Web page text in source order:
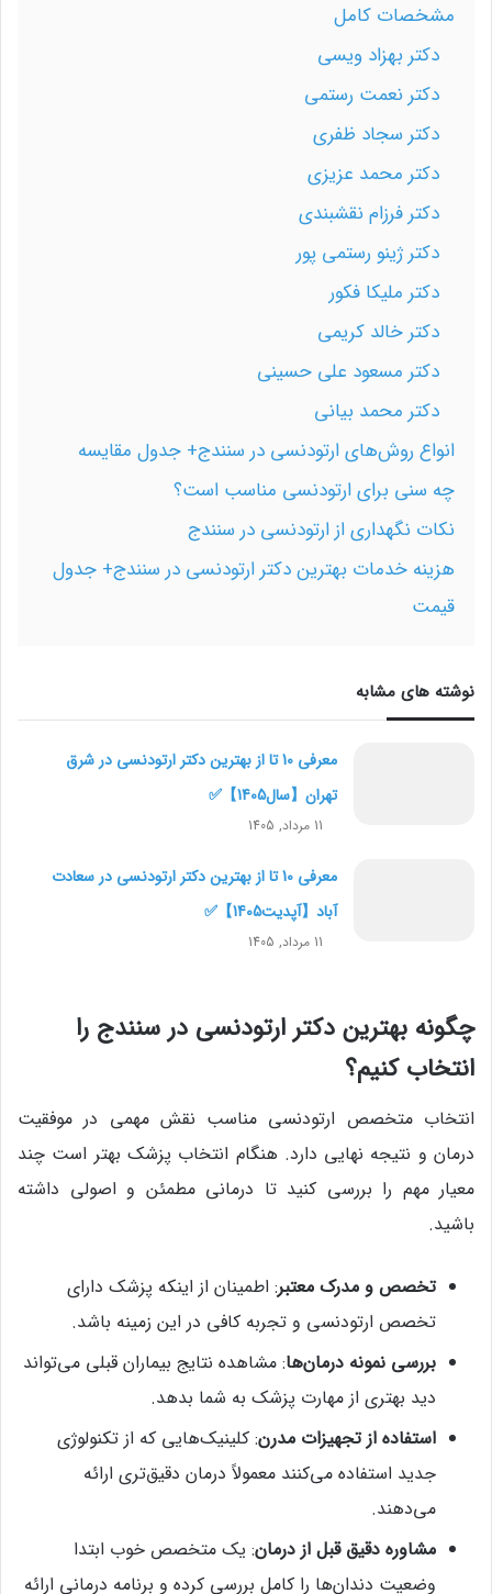
مشخصات کامل
دکتر بهزاد ویسی
دکتر نعمت رستمی
دکتر سجاد ظفری
دکتر محمد عزیزی
دکتر فرزام نقشبندی
دکتر ژینو رستمی پور
دکتر ملیکا فکور
دکتر خالد کریمی
دکتر مسعود علی حسینی
دکتر محمد بیانی
انواع روش‌های ارتودنسی در سنندج+ جدول مقایسه
چه سنی برای ارتودنسی مناسب است؟
نکات نگهداری از ارتودنسی در سنندج
هزینه خدمات بهترین دکتر ارتودنسی در سنندج+ جدول
قیمت
نوشته های مشابه
معرفی 10 تا از بهترین دکتر ارتودنسی در شرق
تهران【سال1405】✅
11 مرداد, 1405
معرفی 10 تا از بهترین دکتر ارتودنسی در سعادت
آباد【آپدیت1405】✅
11 مرداد, 1405
چگونه بهترین دکتر ارتودنسی در سنندج را
انتخاب کنیم؟
انتخاب متخصص ارتودنسی مناسب نقش مهمی در موفقیت
درمان و نتیجه نهایی دارد. هنگام انتخاب پزشک بهتر است چند
معیار مهم را بررسی کنید تا درمانی مطمئن و اصولی داشته
باشید.
تخصص و مدرک معتبر: اطمینان از اینکه پزشک دارای
تخصص ارتودنسی و تجربه کافی در این زمینه باشد.
بررسی نمونه درمان‌ها: مشاهده نتایج بیماران قبلی می‌تواند
دید بهتری از مهارت پزشک به شما بدهد.
استفاده از تجهیزات مدرن: کلینیک‌هایی که از تکنولوژی
جدید استفاده می‌کنند معمولاً درمان دقیق‌تری ارائه
می‌دهند.
مشاوره دقیق قبل از درمان: یک متخصص خوب ابتدا
وضعیت دندان‌ها را کامل بررسی کرده و برنامه درمانی ارائه